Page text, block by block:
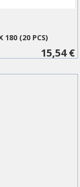
180 (20 PCS)
15,54 €